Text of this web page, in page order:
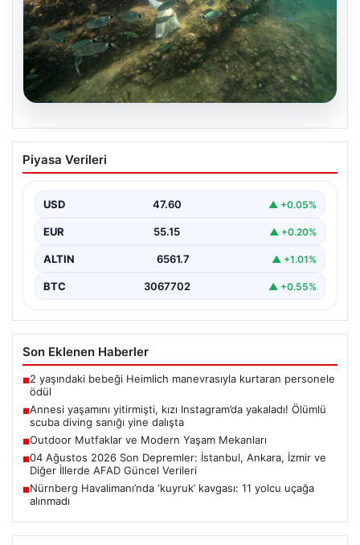
05.08.2026
Annesi yaşamını yitirmişti, kızı
Instagram’da yakaladı! Ölümlü scuba
Piyasa Verileri
USD 47.60 ▲ +0.05%
EUR 55.15 ▲ +0.20%
ALTIN 6561.7 ▲ +1.01%
BTC 3067702 ▲ +0.55%
Son Eklenen Haberler
■2 yaşındaki bebeği Heimlich manevrasıyla kurtaran personele
ödül
■Annesi yaşamını yitirmişti, kızı Instagram’da yakaladı! Ölümlü
scuba diving sanığı yine dalışta
■Outdoor Mutfaklar ve Modern Yaşam Mekanları
■04 Ağustos 2026 Son Depremler: İstanbul, Ankara, İzmir ve
Diğer İllerde AFAD Güncel Verileri
■Nürnberg Havalimanı’nda ‘kuyruk’ kavgası: 11 yolcu uçağa
alınmadı